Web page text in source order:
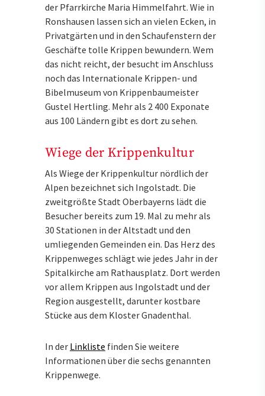
der Pfarrkirche Maria Himmelfahrt. Wie in
Ronshausen lassen sich an vielen Ecken, in
Privatgärten und in den Schaufenstern der
Geschäfte tolle Krippen bewundern. Wem
das nicht reicht, der besucht im Anschluss
noch das Internationale Krippen- und
Bibelmuseum von Krippenbaumeister
Gustel Hertling. Mehr als 2 400 Exponate
aus 100 Ländern gibt es dort zu sehen.
Wiege der Krippenkultur
Als Wiege der Krippenkultur nördlich der
Alpen bezeichnet sich Ingolstadt. Die
zweitgrößte Stadt Oberbayerns lädt die
Besucher bereits zum 19. Mal zu mehr als
30 Stationen in der Altstadt und den
umliegenden Gemeinden ein. Das Herz des
Krippenweges schlägt wie jedes Jahr in der
Spitalkirche am Rathausplatz. Dort werden
vor allem Krippen aus Ingolstadt und der
Region ausgestellt, darunter kostbare
Stücke aus dem Kloster Gnadenthal.
In der Linkliste finden Sie weitere
Informationen über die sechs genannten
Krippenwege.